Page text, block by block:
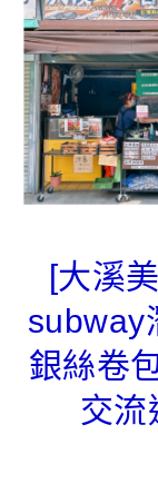
[大溪
subway
銀絲卷
交流